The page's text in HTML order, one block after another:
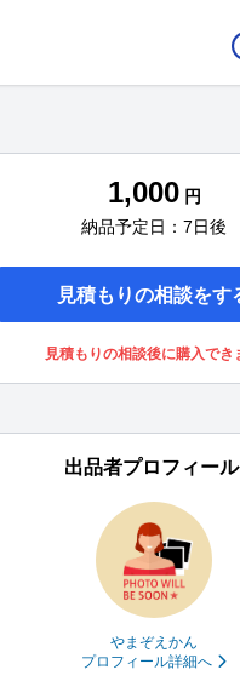
1,000 円
納品予定日：7日後
見積もりの相談をす
見積もりの相談後に購入でき
出品者プロフィール
やまぞえかん
プロフィール詳細へ